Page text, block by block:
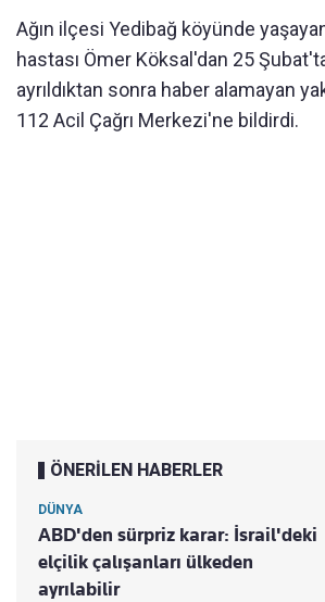
Ağın ilçesi Yedibağ köyünde
hastası Ömer Köksal'dan 25
ayrıldıktan sonra haber alamayan
112 Acil Çağrı Merkezi'ne bildirdi.
ÖNERİLEN HABERLER
DÜNYA
ABD'den sürpriz karar: İsrail'deki
elçilik çalışanları ülkeden
ayrılabilir